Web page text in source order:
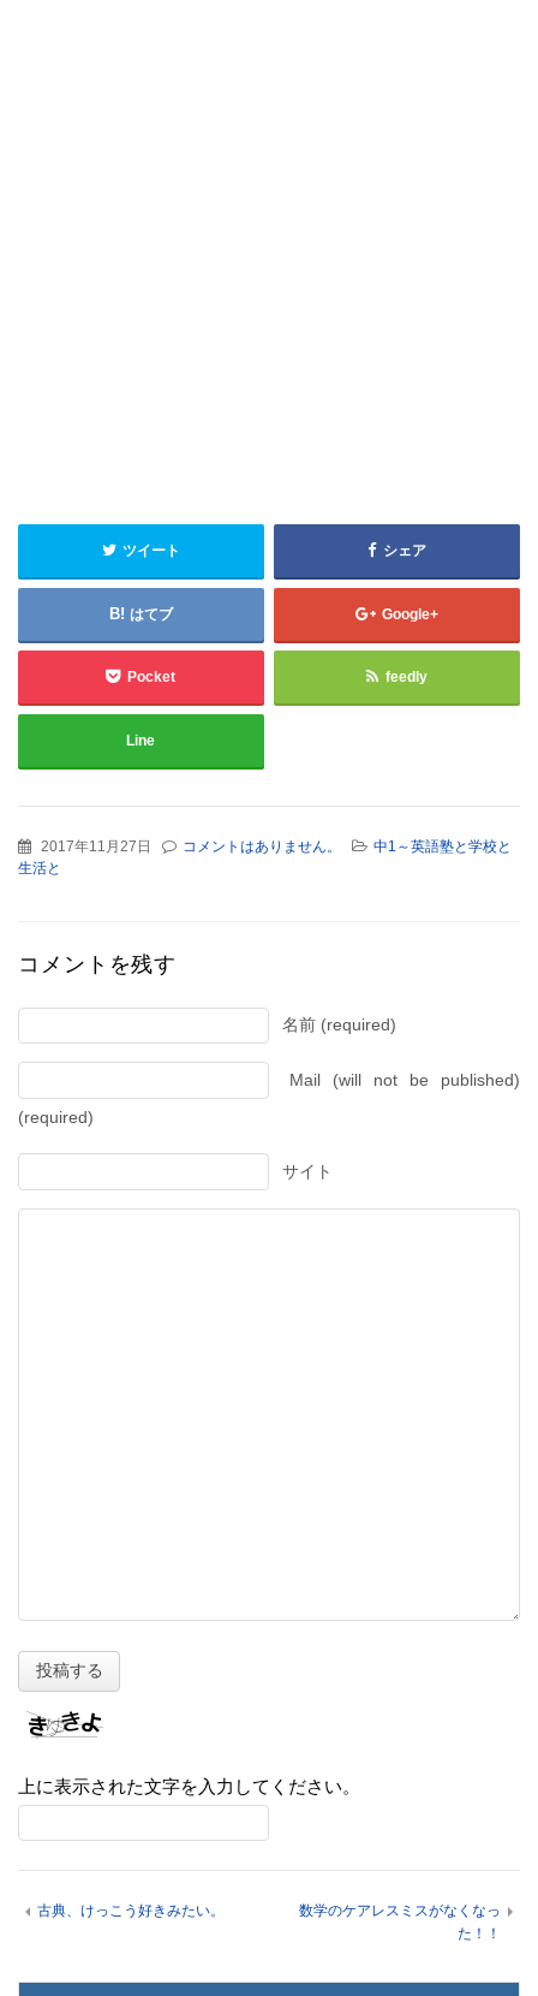
ツイート シェア
はてブ Google+
Pocket feedly
Line
2017年11月27日 コメントはありません。
中1～英語塾と学校と
生活と
コメントを残す
名前 (required)
Mail (will not be published)
(required)
サイト
上に表示された文字を入力してください。
古典、けっこう好きみたい。
数学のケアレスミスがなくなっ
た！！